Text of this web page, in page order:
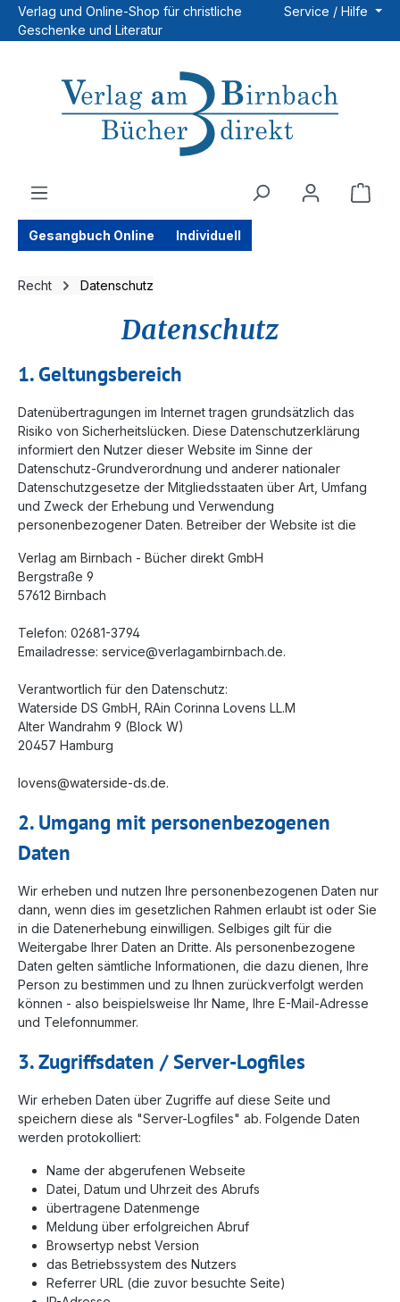
Zum Hauptinhalt springen
Verlag und Online-Shop für christliche
Geschenke und Literatur
Service / Hilfe
Gesangbuch Online Individuell
Recht Datenschutz
Datenschutz
1. Geltungsbereich
Datenübertragungen im Internet tragen grundsätzlich das
Risiko von Sicherheitslücken. Diese Datenschutzerklärung
informiert den Nutzer dieser Website im Sinne der
Datenschutz-Grundverordnung und anderer nationaler
Datenschutzgesetze der Mitgliedsstaaten über Art, Umfang
und Zweck der Erhebung und Verwendung
personenbezogener Daten. Betreiber der Website ist die
Verlag am Birnbach - Bücher direkt GmbH
Bergstraße 9
57612 Birnbach
Telefon: 02681-3794
Emailadresse: service@verlagambirnbach.de.
Verantwortlich für den Datenschutz:
Waterside DS GmbH, RAin Corinna Lovens LL.M
Alter Wandrahm 9 (Block W)
20457 Hamburg
lovens@waterside-ds.de.
2. Umgang mit personenbezogenen
Daten
Wir erheben und nutzen Ihre personenbezogenen Daten nur
dann, wenn dies im gesetzlichen Rahmen erlaubt ist oder Sie
in die Datenerhebung einwilligen. Selbiges gilt für die
Weitergabe Ihrer Daten an Dritte. Als personenbezogene
Daten gelten sämtliche Informationen, die dazu dienen, Ihre
Person zu bestimmen und zu Ihnen zurückverfolgt werden
können - also beispielsweise Ihr Name, Ihre E-Mail-Adresse
und Telefonnummer.
3. Zugriffsdaten / Server-Logfiles
Wir erheben Daten über Zugriffe auf diese Seite und
speichern diese als "Server-Logfiles" ab. Folgende Daten
werden protokolliert:
Name der abgerufenen Webseite
Datei, Datum und Uhrzeit des Abrufs
übertragene Datenmenge
Meldung über erfolgreichen Abruf
Browsertyp nebst Version
das Betriebssystem des Nutzers
Referrer URL (die zuvor besuchte Seite)